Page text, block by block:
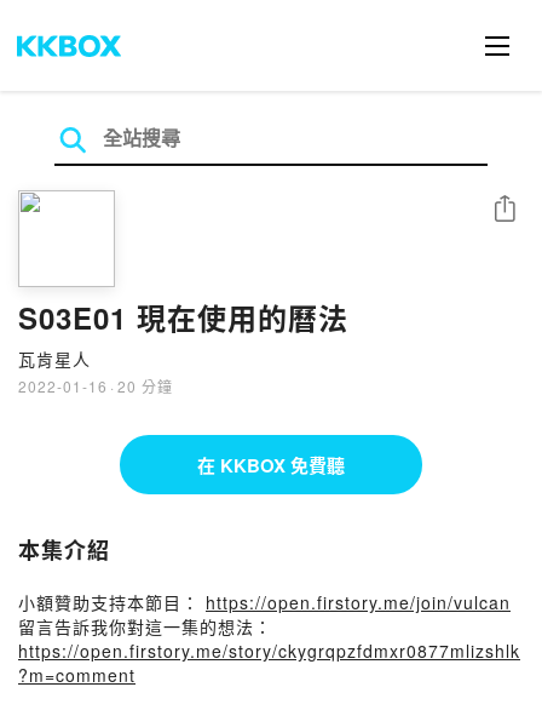
S03E01 現在使用的曆法
瓦肯星人
2022-01-16 · 20 分鐘
分享
在 KKBOX 免費聽
本集介紹
小額贊助支持本節目： https://open.firstory.me/join/vulcan
留言告訴我你對這一集的想法：
https://open.firstory.me/story/ckygrqpzfdmxr0877mlizshlk
?m=comment